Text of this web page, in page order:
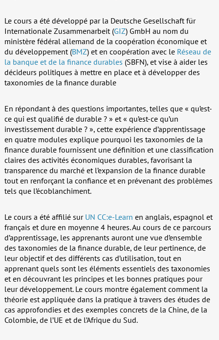
Le cours a été développé par la Deutsche Gesellschaft für
Internationale Zusammenarbeit (GIZ) GmbH au nom du
ministère fédéral allemand de la coopération économique et
du développement (BMZ) et en coopération avec le Réseau de
la banque et de la finance durables (SBFN), et vise à aider les
décideurs politiques à mettre en place et à développer des
taxonomies de la finance durable
En répondant à des questions importantes, telles que « qu’est-
ce qui est qualifié de durable ? » et « qu’est-ce qu’un
investissement durable ? », cette expérience d’apprentissage
en quatre modules explique pourquoi les taxonomies de la
finance durable fournissent une définition et une classification
claires des activités économiques durables, favorisant la
transparence du marché et l’expansion de la finance durable
tout en renforçant la confiance et en prévenant des problèmes
tels que l’écoblanchiment.
Le cours a été affilié sur UN CC:e-Learn en anglais, espagnol et
français et dure en moyenne 4 heures. Au cours de ce parcours
d’apprentissage, les apprenants auront une vue d’ensemble
des taxonomies de la finance durable, de leur pertinence, de
leur objectif et des différents cas d’utilisation, tout en
apprenant quels sont les éléments essentiels des taxonomies
et en découvrant les principes et les bonnes pratiques pour
leur développement. Le cours montre également comment la
théorie est appliquée dans la pratique à travers des études de
cas approfondies et des exemples concrets de la Chine, de la
Colombie, de l’UE et de l’Afrique du Sud.